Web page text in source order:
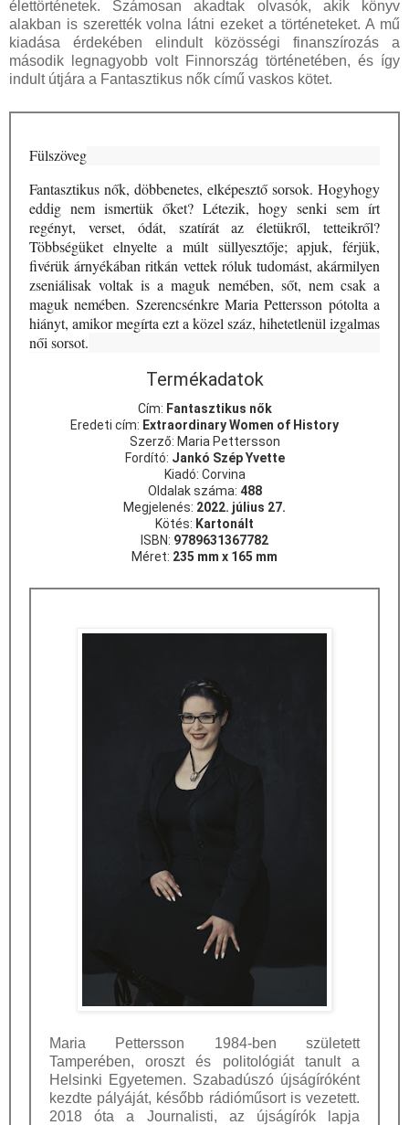
élettörténetek. Számosan akadtak olvasók, akik könyv
alakban is szerették volna látni ezeket a történeteket. A mű
kiadása érdekében elindult közösségi finanszírozás a
második legnagyobb volt Finnország történetében, és így
indult útjára a Fantasztikus nők című vaskos kötet.
Fülszöveg
Fantasztikus nők, döbbenetes, elképesztő sorsok. Hogyhogy
eddig nem ismertük őket? Létezik, hogy senki sem írt
regényt, verset, ódát, szatírát az életükről, tetteikről?
Többségüket elnyelte a múlt süllyesztője; apjuk, férjük,
fivérük árnyékában ritkán vettek róluk tudomást, akármilyen
zseniálisak voltak is a maguk nemében, sőt, nem csak a
maguk nemében. Szerencsénkre Maria Pettersson pótolta a
hiányt, amikor megírta ezt a közel száz, hihetetlenül izgalmas
női sorsot.
Termékadatok
Cím: Fantasztikus nők
Eredeti cím: Extraordinary Women of History
Szerző: Maria Pettersson
Fordító: Jankó Szép Yvette
Kiadó: Corvina
Oldalak száma: 488
Megjelenés: 2022. július 27.
Kötés: Kartonált
ISBN: 9789631367782
Méret: 235 mm x 165 mm
Maria Pettersson 1984-ben született
Tamperében, oroszt és politológiát tanult a
Helsinki Egyetemen. Szabadúszó újságíróként
kezdte pályáját, később rádióműsort is vezetett.
2018 óta a Journalisti, az újságírók lapja